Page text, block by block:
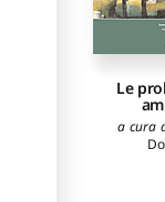
Le
a cura